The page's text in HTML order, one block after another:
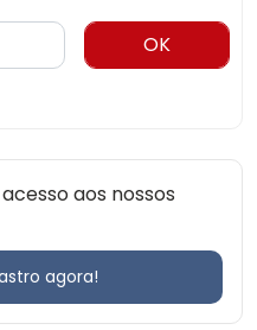
OK
aos nossos
agora!